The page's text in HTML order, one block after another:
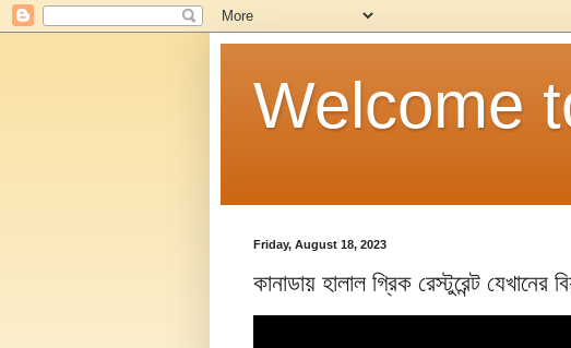
Welcome
Friday, August 18, 2023
কানাডায় হালাল গ্রিক রেস্টুরেন্ট